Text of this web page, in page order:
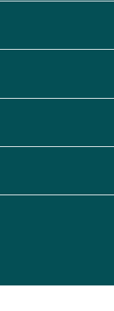
利用方法
情報バスロケーショ
報
ついて
いて
周遊バスCANばす
ライン」（三重大
～横浜・東京・埼玉
～名古屋
名古屋
泉・金城ふ頭駅～中
のご案内
利用について
旅行
す
車両運行管理